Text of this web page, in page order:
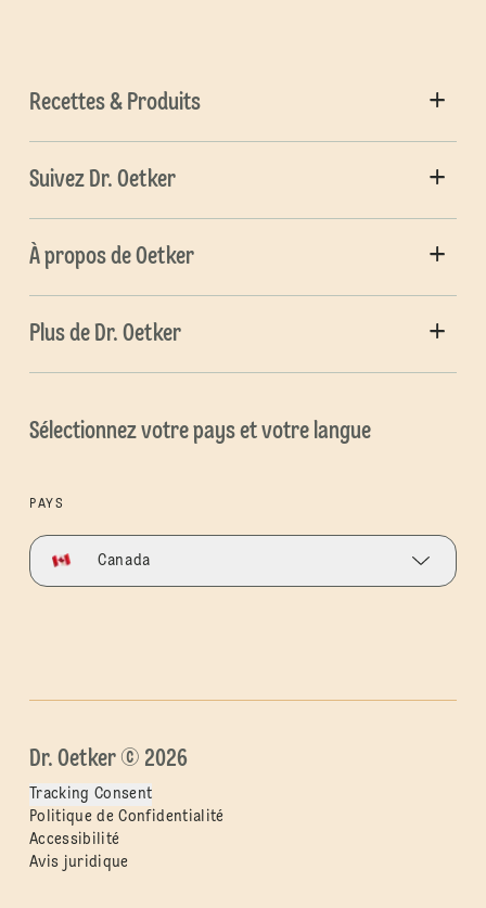
Recettes & Produits
Suivez Dr. Oetker
À propos de Oetker
Plus de Dr. Oetker
Sélectionnez votre pays et votre langue
PAYS
Canada
Dr. Oetker © 2026
Tracking Consent
Politique de Confidentialité
Accessibilité
Avis juridique